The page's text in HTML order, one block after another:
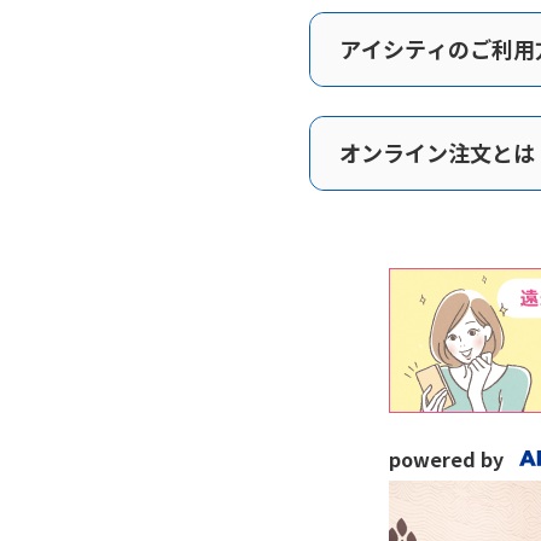
アイシティのご利
オンライン注文とは
powered by